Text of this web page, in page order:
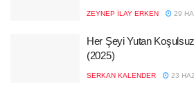
ZEYNEP İLAY ERKEN 29
Her Şeyi Yutan
(2025)
SERKAN KALENDER 23